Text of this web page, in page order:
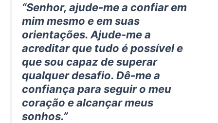
“Senhor, ajude-me a confiar em
mim mesmo e em suas
orientações. Ajude-me a
acreditar que tudo é possível e
que sou capaz de superar
qualquer desafio. Dê-me a
confiança para seguir o meu
coração e alcançar meus
sonhos.”